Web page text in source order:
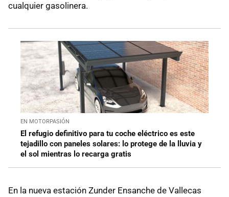
cualquier gasolinera.
EN MOTORPASIÓN
El refugio definitivo para tu coche eléctrico es este
tejadillo con paneles solares: lo protege de la lluvia y
el sol mientras lo recarga gratis
En la nueva estación Zunder Ensanche de Vallecas